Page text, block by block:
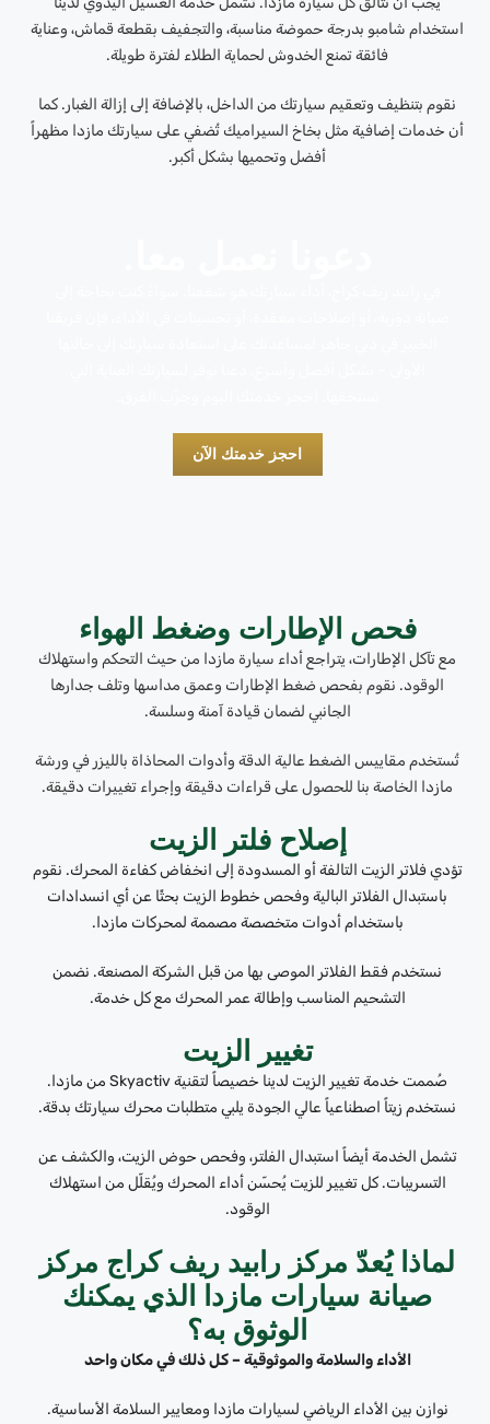
استخدام شامبو بدرجة حموضة مناسبة، والتجفيف بقطعة قماش، وعناية
فائقة تمنع الخدوش لحماية الطلاء لفترة طويلة.
نقوم بتنظيف وتعقيم سيارتك من الداخل، بالإضافة إلى إزالة الغبار. كما
أن خدمات إضافية مثل بخاخ السيراميك تُضفي على سيارتك مازدا مظهراً
أفضل وتحميها بشكل أكبر.
احجز خدمتك الآن
فحص الإطارات وضغط الهواء
مع تآكل الإطارات، يتراجع أداء سيارة مازدا من حيث التحكم واستهلاك
الوقود. نقوم بفحص ضغط الإطارات وعمق مداسها وتلف جدارها
الجانبي لضمان قيادة آمنة وسلسة.
تُستخدم مقاييس الضغط عالية الدقة وأدوات المحاذاة بالليزر في ورشة
مازدا الخاصة بنا للحصول على قراءات دقيقة وإجراء تغييرات دقيقة.
إصلاح فلتر الزيت
تؤدي فلاتر الزيت التالفة أو المسدودة إلى انخفاض كفاءة المحرك. نقوم
باستبدال الفلاتر البالية وفحص خطوط الزيت بحثًا عن أي انسدادات
باستخدام أدوات متخصصة مصممة لمحركات مازدا.
نستخدم فقط الفلاتر الموصى بها من قبل الشركة المصنعة. نضمن
التشحيم المناسب وإطالة عمر المحرك مع كل خدمة.
تغيير الزيت
صُممت خدمة تغيير الزيت لدينا خصيصاً لتقنية Skyactiv من مازدا.
نستخدم زيتاً اصطناعياً عالي الجودة يلبي متطلبات محرك سيارتك بدقة.
تشمل الخدمة أيضاً استبدال الفلتر، وفحص حوض الزيت، والكشف عن
التسريبات. كل تغيير للزيت يُحسّن أداء المحرك ويُقلّل من استهلاك
الوقود.
لماذا يُعدّ مركز رابيد ريف كراج مركز
صيانة سيارات مازدا الذي يمكنك
الوثوق به؟
الأداء والسلامة والموثوقية – كل ذلك في مكان واحد
نوازن بين الأداء الرياضي لسيارات مازدا ومعايير السلامة الأساسية.